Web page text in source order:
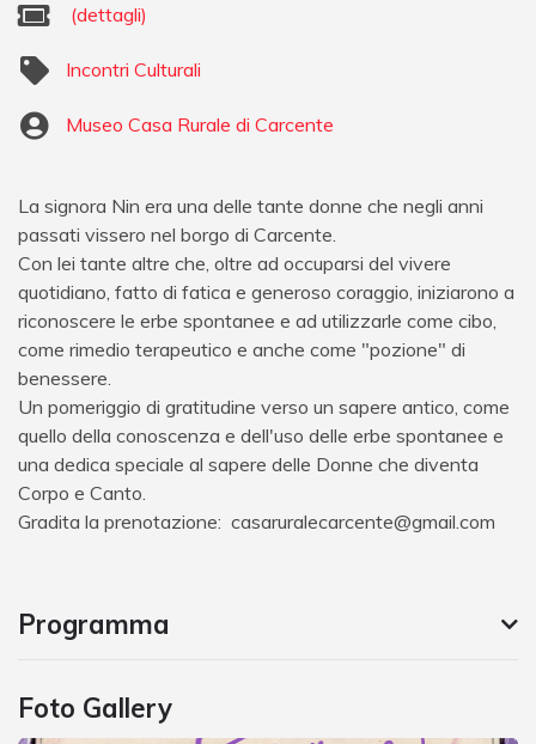
(dettagli)
Incontri Culturali
Museo Casa Rurale di Carcente
La signora Nin era una delle tante donne che negli anni
passati vissero nel borgo di Carcente.
Con lei tante altre che, oltre ad occuparsi del vivere
quotidiano, fatto di fatica e generoso coraggio, iniziarono a
riconoscere le erbe spontanee e ad utilizzarle come cibo,
come rimedio terapeutico e anche come "pozione" di
benessere.
Un pomeriggio di gratitudine verso un sapere antico, come
quello della conoscenza e dell'uso delle erbe spontanee e
una dedica speciale al sapere delle Donne che diventa
Corpo e Canto.
Gradita la prenotazione: casaruralecarcente@gmail.com
Programma
Foto Gallery